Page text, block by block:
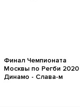
Финал Чемпионата
Москвы по Регби 2020
Динамо - Слава-м